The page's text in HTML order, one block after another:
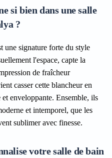
si bien dans une salle
?
une signature forte du style
l'espace, capte la
de fraîcheur
casser cette blancheur en
enveloppante. Ensemble, ils
et intemporel, que les
sublimer avec finesse.
votre salle de bain